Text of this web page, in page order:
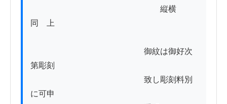
縦横
同　上
御紋は御好次
第彫刻
致し彫刻料別
に可申